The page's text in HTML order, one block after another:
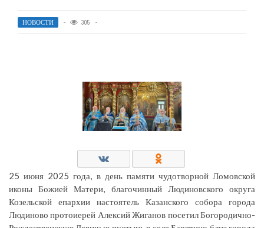
НОВОСТИ 305
25 июня 2025 года, в день памяти чудотворной Ломовской
иконы Божией Матери, благочинный Людиновского округа
Козельской епархии настоятель Казанского собора города
Людиново протоиерей Алексий Жиганов посетил Богородично-